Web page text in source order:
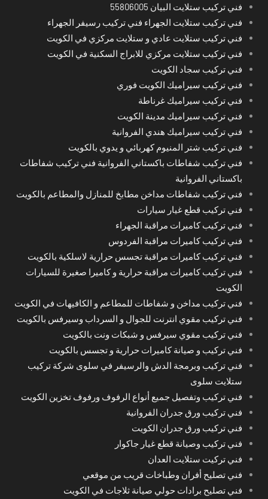
فني تركيب ستلايت البيان 55806005
فني تركيب ستلايت الجهراء فني تركيب رسيفر الجهراء
فني تركيب ستلايت عادي و ستلايت مركزي في الكويت
فني تركيب ستلايت مركزي للابراج السكنية في الكويت
فني تركيب سجاد الكويت
فني تركيب سيراميك الكويت فوري
فني تركيب سيراميك غرناطة
فني تركيب سيراميك مدينة الكويت
فني تركيب سيراميك هندي الفروانية
فني تركيب شتر المنيوم كهربائي و يدوي بالكويت
فني تركيب شفاطات باكستاني الفروانية فني تركيب شفاطات
باكستاني الفروانية
فني تركيب شفاطات مداخن مطابخ للمنازل والمطاعم بالكويت
فني تركيب قطع غيار سيارات
فني تركيب كاميرات مراقبة الجهراء
فني تركيب كاميرات مراقبة الفردوس
فني تركيب كاميرات مراقبة تجسس حرارية لاسلكية بالكويت
فني تركيب كاميرات مراقبة حرارية و كاميرا صغيرة للسيارات
الكويت
فني تركيب مداخن و شفاطات للمطاعم و الكافيهات في الكويت
فني تركيب مقوي انترنت للجوال و السرداب وسيرفس بالكويت
فني تركيب مقوي سيرفس و شبكات ونت بالكويت
فني تركيب و صيانة كاميرات حرارية و تجسس بالكويت
فني تركيب وبرمجة الدش والرسيفر في سلوى شركة تركيب
ستلايت سلوى
فني تركيب وتفصيل جميع أنواع الرفوف ورفوف تخزين الكويت
فني تركيب ورق جدران الفروانية
فني تركيب ورق جدران الكويت
فني تركيب وصيانة قطع غيار جاكوار
فني تركيت ستلايت العدان
فني تصليح أفران وطباخات قريب من موقعي
فني تصليح برادات حولي صيانة ثلاجات في الكويت